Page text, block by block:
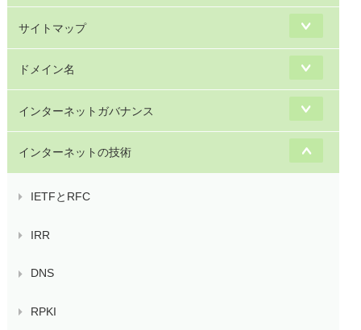
サイトマップ
ドメイン名
インターネットガバナンス
インターネットの技術
IETFとRFC
IRR
DNS
RPKI